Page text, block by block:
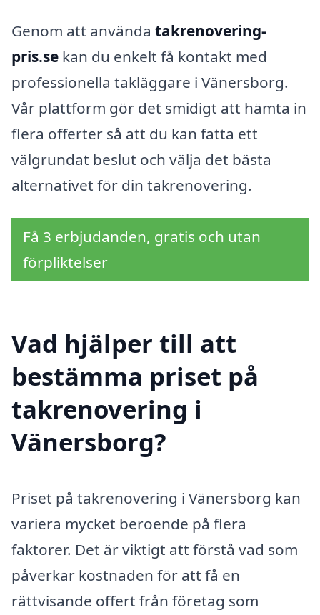
Genom att använda takrenovering-
pris.se kan du enkelt få kontakt med
professionella takläggare i Vänersborg.
Vår plattform gör det smidigt att hämta in
flera offerter så att du kan fatta ett
välgrundat beslut och välja det bästa
alternativet för din takrenovering.
Få 3 erbjudanden, gratis och utan
förpliktelser
Vad hjälper till att
bestämma priset på
takrenovering i
Vänersborg?
Priset på takrenovering i Vänersborg kan
variera mycket beroende på flera
faktorer. Det är viktigt att förstå vad som
påverkar kostnaden för att få en
rättvisande offert från företag som